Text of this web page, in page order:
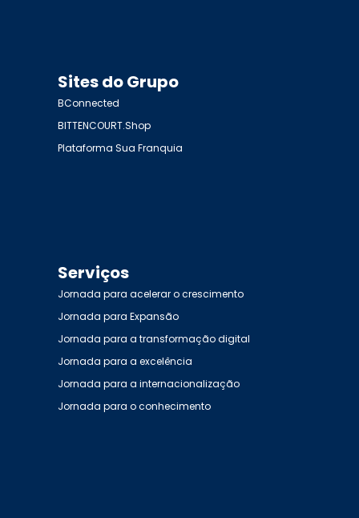
Sites do Grupo
BConnected
BITTENCOURT.Shop
Plataforma Sua Franquia
Serviços
Jornada para acelerar o crescimento
Jornada para Expansão
Jornada para a transformação digital
Jornada para a excelência
Jornada para a internacionalização
Jornada para o conhecimento